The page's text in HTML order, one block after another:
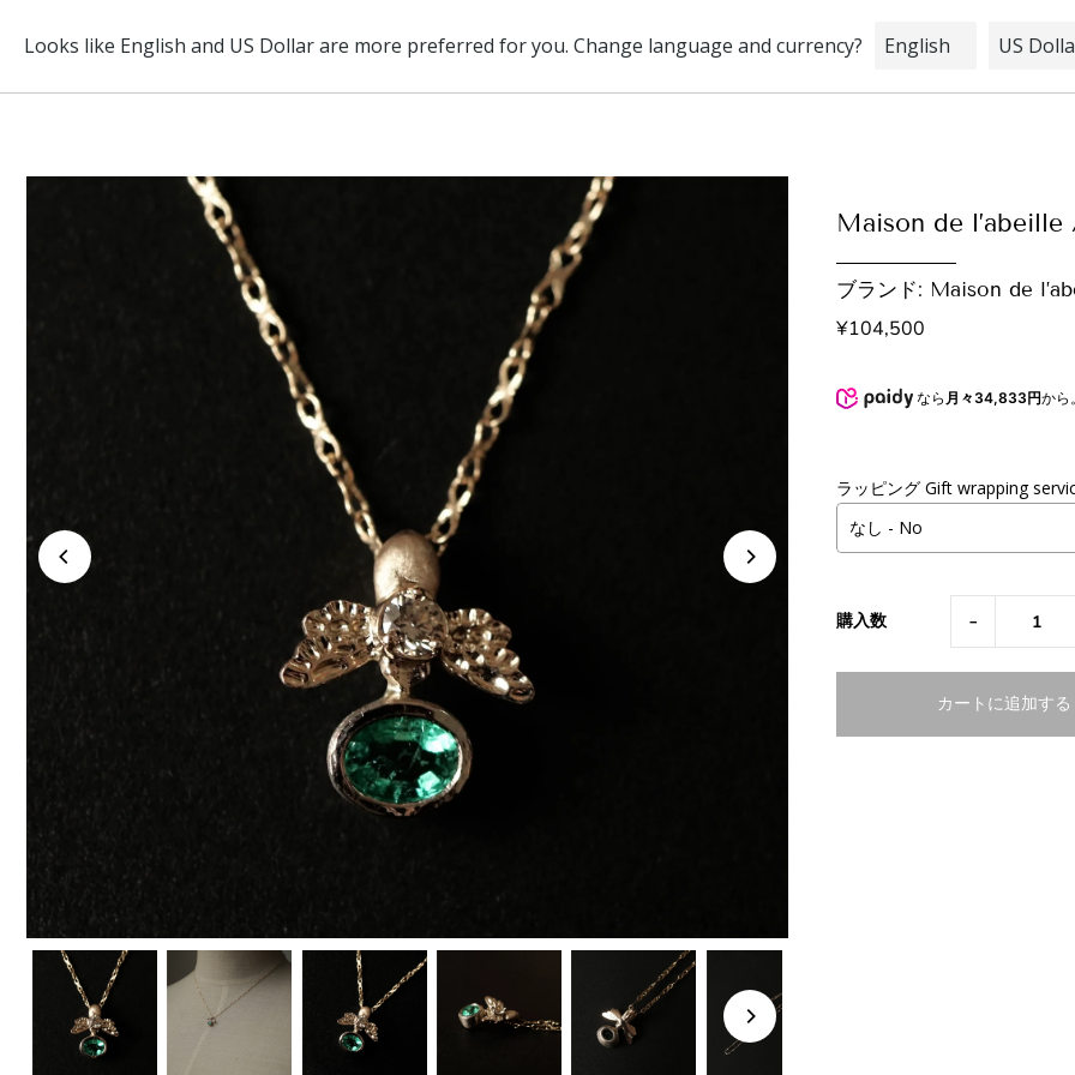
BRAND INFORMATION
Maison de
ブランド: Maison de
¥104,500
なら 月々34,833円から
ラッピング Gift wrapping
購入数 -